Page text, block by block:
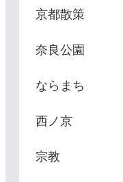
京都散策
奈良公園
ならまち
西ノ京
宗教